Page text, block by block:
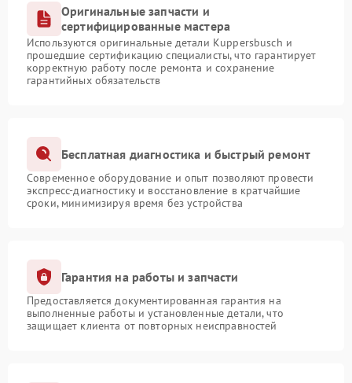
Оригинальные запчасти и
сертифицированные мастера
Используются оригинальные детали Kuppersbusch и
прошедшие сертификацию специалисты, что гарантирует
корректную работу после ремонта и сохранение
гарантийных обязательств
Бесплатная диагностика и быстрый ремонт
Современное оборудование и опыт позволяют провести
экспресс-диагностику и восстановление в кратчайшие
сроки, минимизируя время без устройства
Гарантия на работы и запчасти
Предоставляется документированная гарантия на
выполненные работы и установленные детали, что
защищает клиента от повторных неисправностей